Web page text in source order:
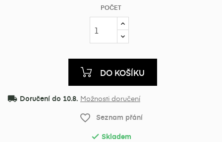
POČET
DO KOŠÍKU
local_shipping Doručení do 10.8. Možnosti doručení
favorite_border Seznam přání
 Skladem